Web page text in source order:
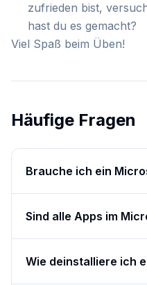
zufrieden bist,
hast du es gemacht?
Viel Spaß beim Üben!
Häufige Fragen
Brauche ich ein
Sind alle Apps im
Wie deinstalliere ich